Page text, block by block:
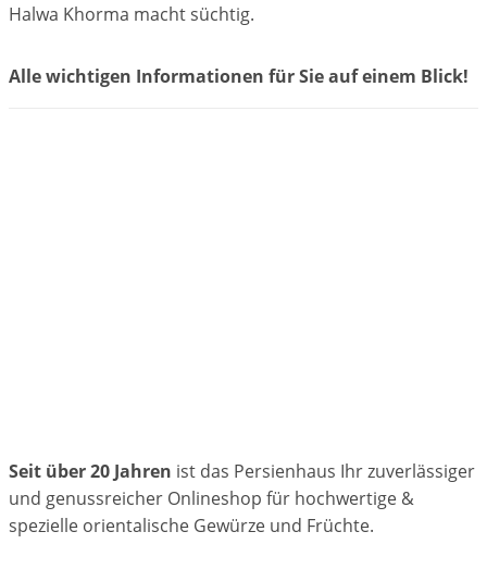
Halwa Khorma macht süchtig.
Alle wichtigen Informationen für Sie auf einem Blick!
Seit über 20 Jahren ist das Persienhaus Ihr zuverlässiger
und genussreicher Onlineshop für hochwertige &
spezielle orientalische Gewürze und Früchte.